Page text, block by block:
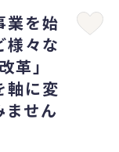
業を始
様々な
革」
軸に変
せん